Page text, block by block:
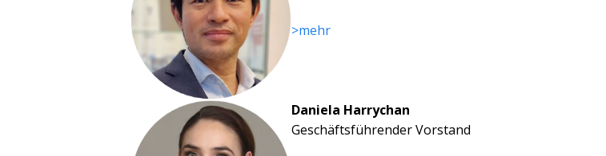
>mehr
Daniela Harrychan
Geschäftsführender Vorstand